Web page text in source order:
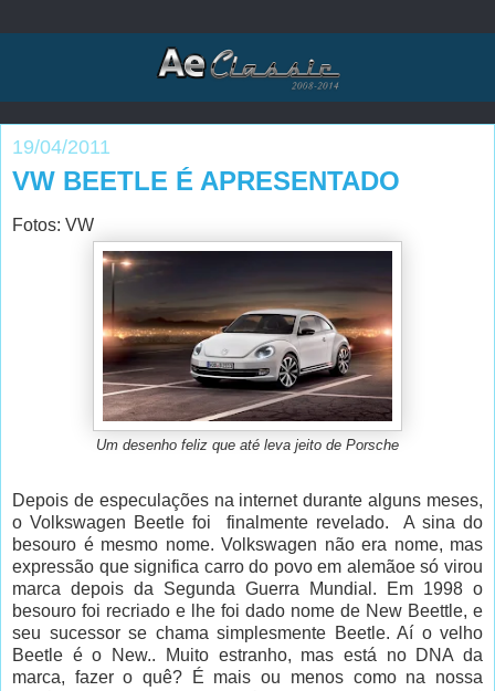
19/04/2011
VW BEETLE É APRESENTADO
Fotos: VW
Um desenho feliz que até leva jeito de Porsche
Depois de especulações na internet durante alguns meses,
o Volkswagen Beetle foi finalmente revelado. A sina do
besouro é mesmo nome. Volkswagen não era nome, mas
expressão que significa carro do povo em alemãoe só virou
marca depois da Segunda Guerra Mundial. Em 1998 o
besouro foi recriado e lhe foi dado nome de New Beettle, e
seu sucessor se chama simplesmente Beetle. Aí o velho
Beetle é o New.. Muito estranho, mas está no DNA da
marca, fazer o quê? É mais ou menos como na nossa